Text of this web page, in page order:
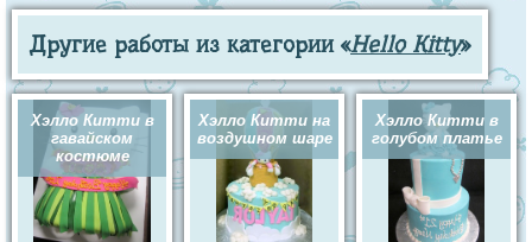
Другие работы из категории «Hello Kitty»
Хэлло Китти в
гавайском
костюме
Хэлло Китти на
воздушном шаре
Хэлло Китти в
голубом платье